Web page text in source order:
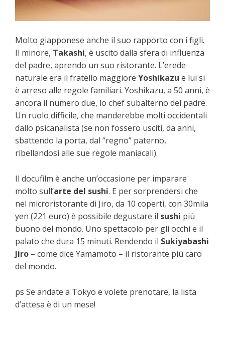
Molto giapponese anche il suo rapporto con i figli.
Il minore, Takashi, è uscito dalla sfera di influenza
del padre, aprendo un suo ristorante. L’erede
naturale era il fratello maggiore Yoshikazu e lui si
è arreso alle regole familiari. Yoshikazu, a 50 anni, è
ancora il numero due, lo chef subalterno del padre.
Un ruolo difficile, che manderebbe molti occidentali
dallo psicanalista (se non fossero usciti, da anni,
sbattendo la porta, dal “regno” paterno,
ribellandosi alle sue regole maniacali).
Il docufilm è anche un’occasione per imparare
molto sull’arte del sushi. E per sorprendersi che
nel microristorante di Jiro, da 10 coperti, con 30mila
yen (221 euro) è possibile degustare il sushi più
buono del mondo. Uno spettacolo per gli occhi e il
palato che dura 15 minuti. Rendendo il Sukiyabashi
Jiro – come dice Yamamoto – il ristorante più caro
del mondo.
ps Se andate a Tokyo e volete prenotare, la lista
d’attesa è di un mese!